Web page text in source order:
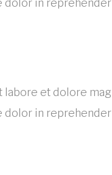
dolor in
et dolore
dolor in